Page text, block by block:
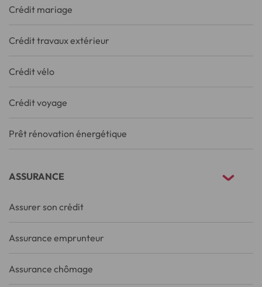
Crédit mariage
Crédit travaux extérieur
Crédit vélo
Crédit voyage
Prêt rénovation énergétique
ASSURANCE
Assurer son crédit
Assurance emprunteur
Assurance chômage